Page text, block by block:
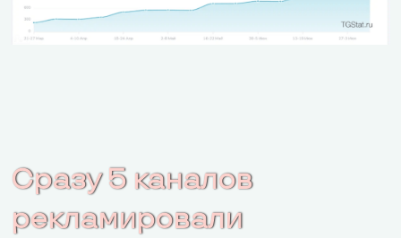
Сразу 5 каналов
рекламировали